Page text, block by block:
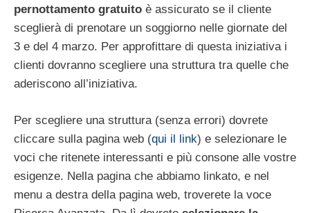
pernottamento gratuito è assicurato se il cliente
sceglierà di prenotare un soggiorno nelle giornate del
3 e del 4 marzo. Per approfittare di questa iniziativa i
clienti dovranno scegliere una struttura tra quelle che
aderiscono all’iniziativa.
Per scegliere una struttura (senza errori) dovrete
cliccare sulla pagina web (qui il link) e selezionare le
voci che ritenete interessanti e più consone alle vostre
esigenze. Nella pagina che abbiamo linkato, e nel
menu a destra della pagina web, troverete la voce